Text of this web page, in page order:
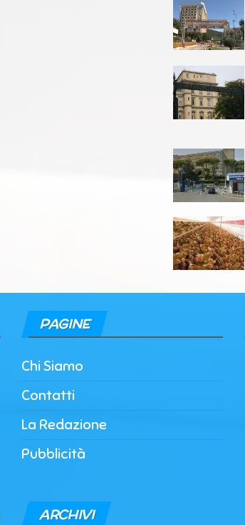
PAGINE
Chi Siamo
Contatti
La Redazione
Pubblicità
ARCHIVI